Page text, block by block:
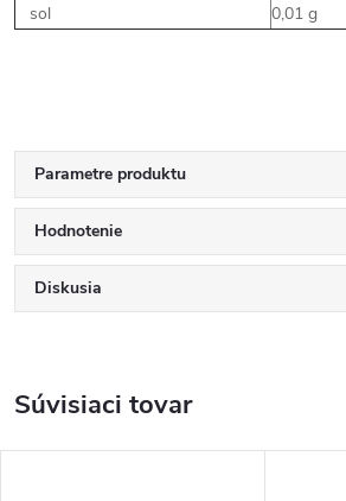
sol 0,01 g
Parametre produktu
Hodnotenie
Diskusia
Súvisiaci tovar